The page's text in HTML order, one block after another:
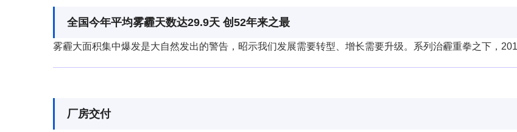
全国今年平均雾霾天数达29.9天 创52年来之最
雾霾大面积集中爆发是大自然发出的警告，昭示我们发展需要转型、增长需要升级。系列治霾重拳之下，
厂房交付